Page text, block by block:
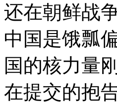
还在朝鲜战
中国是饿瓢
国的核力量
在提交的抱